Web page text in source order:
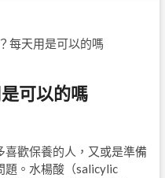
每天用是可以的嗎
可以的嗎
喜歡保養的人，又或是準備
題。水楊酸（salicylic